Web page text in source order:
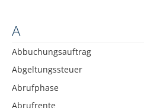
A
Abbuchungsauftrag
Abgeltungssteuer
Abrufphase
Abrufrente